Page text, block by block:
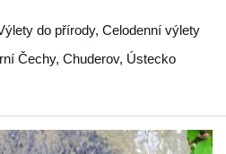
do přírody, Celodenní výlety
Čechy, Chuderov, Ústecko